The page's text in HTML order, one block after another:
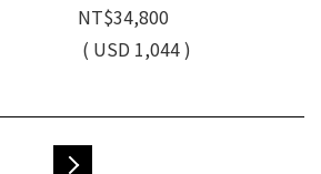
NT$34,800
( USD 1,044 )